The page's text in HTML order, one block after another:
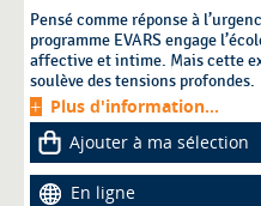
Pensé comme réponse à
programme EVARS engage
affective et intime. Mais cette
soulève des tensions profondes.
Plus d'information...
Ajouter à ma sélection
En ligne